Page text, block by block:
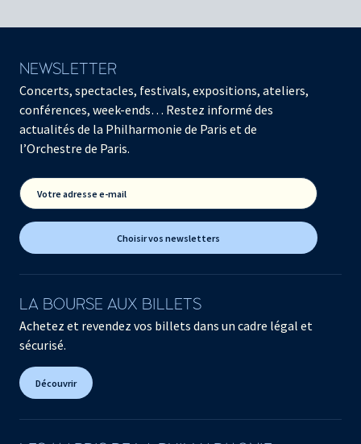
NEWSLETTER
Concerts, spectacles, festivals, expositions, ateliers,
conférences, week-ends… Restez informé des
actualités de la Philharmonie de Paris et de
l’Orchestre de Paris.
Votre adresse e-mail
Choisir vos newsletters
LA BOURSE AUX BILLETS
Achetez et revendez vos billets dans un cadre légal et
sécurisé.
Découvrir